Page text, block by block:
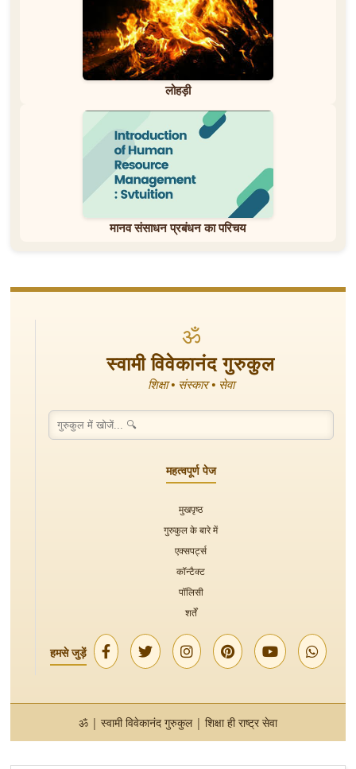
लोहड़ी
मानव संसाधन प्रबंधन का परिचय
ॐ
स्वामी विवेकानंद गुरुकुल
शिक्षा • संस्कार • सेवा
महत्वपूर्ण पेज
मुखपृष्ठ
गुरुकुल के बारे में
एक्सपर्ट्स
कॉन्टैक्ट
पॉलिसी
शर्तें
हमसे जुड़ें
ॐ | स्वामी विवेकानंद गुरुकुल | शिक्षा ही राष्ट्र सेवा